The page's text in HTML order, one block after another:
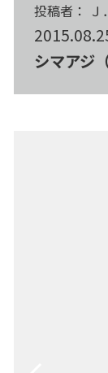
投稿者： Ｊ
シマアジ